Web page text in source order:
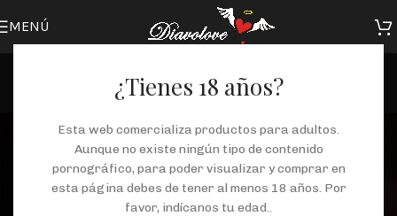
¿Tienes 18 años?
Esta web comercializa productos para adultos.
Aunque no existe ningún tipo de contenido
pornográfico, para poder visualizar y comprar en
esta página debes de tener al menos 18 años. Por
favor, indícanos tu edad..
MENÚ
estimulación punto g
Categorías
Tienda/Productos etiquetados “estimulación punto g”
Mostrando el único resultado